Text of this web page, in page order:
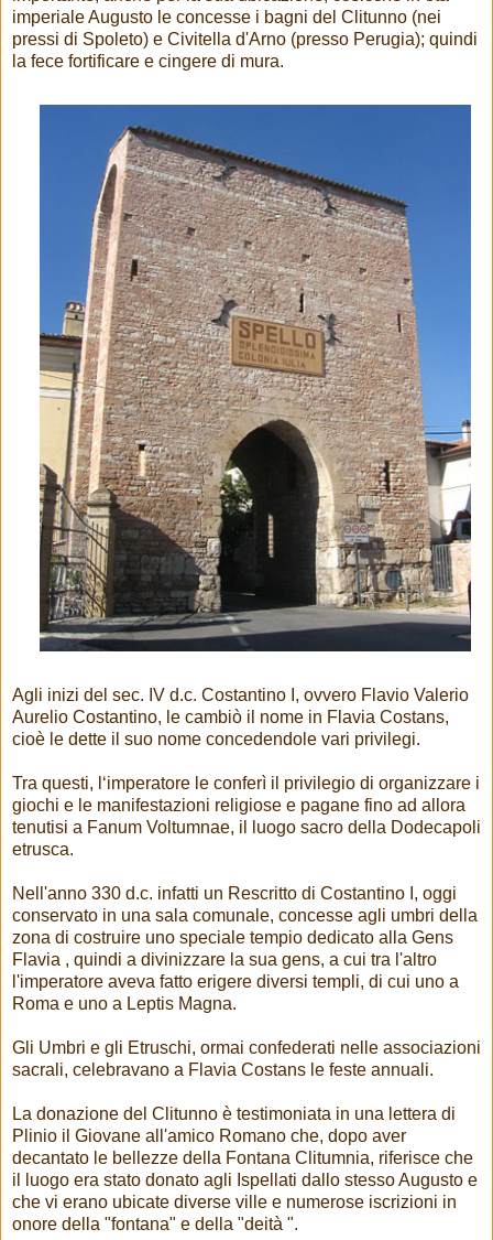
imperiale Augusto le concesse i bagni del Clitunno (nei
pressi di Spoleto) e Civitella d'Arno (presso Perugia); quindi
la fece fortificare e cingere di mura.
Agli inizi del sec. IV d.c. Costantino I, ovvero Flavio Valerio
Aurelio Costantino, le cambiò il nome in Flavia Costans,
cioè le dette il suo nome concedendole vari privilegi.
Tra questi, l‘imperatore le conferì il privilegio di organizzare i
giochi e le manifestazioni religiose e pagane fino ad allora
tenutisi a Fanum Voltumnae, il luogo sacro della Dodecapoli
etrusca.
Nell'anno 330 d.c. infatti un Rescritto di Costantino I, oggi
conservato in una sala comunale, concesse agli umbri della
zona di costruire uno speciale tempio dedicato alla Gens
Flavia , quindi a divinizzare la sua gens, a cui tra l'altro
l'imperatore aveva fatto erigere diversi templi, di cui uno a
Roma e uno a Leptis Magna.
Gli Umbri e gli Etruschi, ormai confederati nelle associazioni
sacrali, celebravano a Flavia Costans le feste annuali.
La donazione del Clitunno è testimoniata in una lettera di
Plinio il Giovane all'amico Romano che, dopo aver
decantato le bellezze della Fontana Clitumnia, riferisce che
il luogo era stato donato agli Ispellati dallo stesso Augusto e
che vi erano ubicate diverse ville e numerose iscrizioni in
onore della "fontana" e della "deità ".